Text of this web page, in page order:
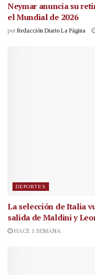
Neymar anuncia su
el Mundial de 2026
por Redacción Diario La Página
DEPORTES
La selección de Italia
salida de Maldini y
HACE 1 SEMANA